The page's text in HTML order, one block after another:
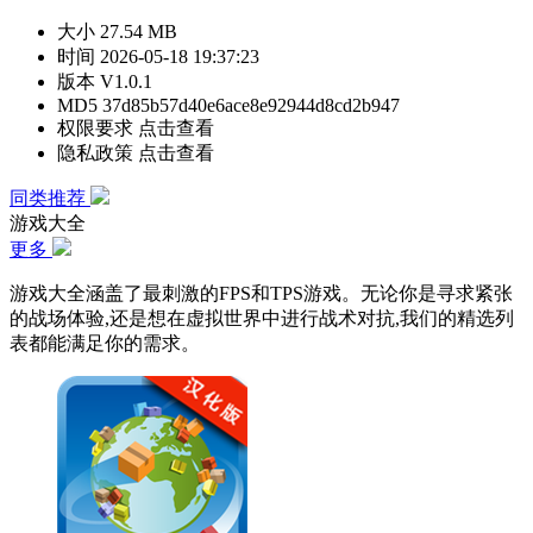
大小 27.54 MB
时间 2026-05-18 19:37:23
版本 V1.0.1
MD5 37d85b57d40e6ace8e92944d8cd2b947
权限要求 点击查看
隐私政策 点击查看
同类推荐
游戏大全
更多
游戏大全涵盖了最刺激的FPS和TPS游戏。无论你是寻求紧张
的战场体验,还是想在虚拟世界中进行战术对抗,我们的精选列
表都能满足你的需求。